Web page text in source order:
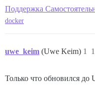
Поддержка
docker
uwe_keim (Uwe Keim) 1
Только что обновился до